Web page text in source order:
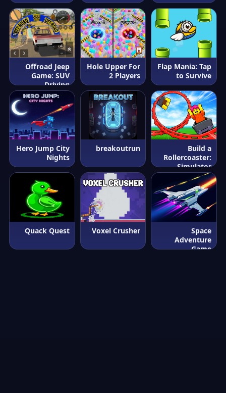
Flap Mania: Tap
to Survive
Hole Upper For
2 Players
Offroad Jeep
Game: SUV
Driving
Build a
Rollercoaster:
Simulator
breakoutrun
Hero Jump City
Nights
Space
Adventure
Game
Voxel Crusher
Quack Quest